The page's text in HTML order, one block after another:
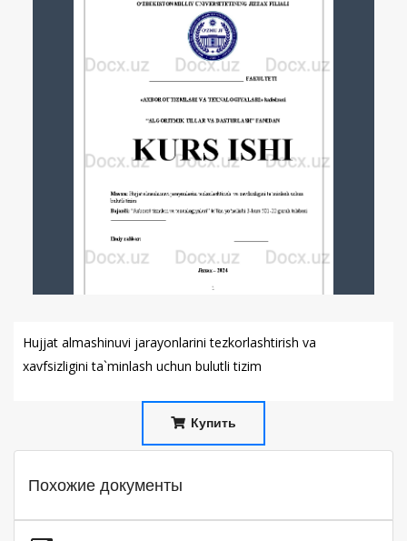
Hujjat almashinuvi jarayonlarini tezkorlashtirish va
xavfsizligini ta`minlash uchun bulutli tizim
Купить
Похожие документы